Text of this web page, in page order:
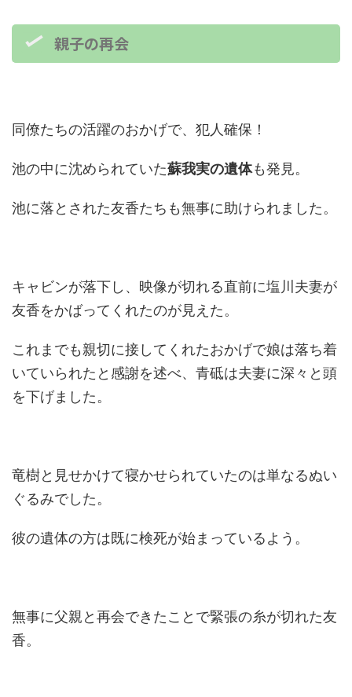
親子の再会
同僚たちの活躍のおかげで、犯人確保！
池の中に沈められていた蘇我実の遺体も発見。
池に落とされた友香たちも無事に助けられました。
キャビンが落下し、映像が切れる直前に塩川夫妻が
友香をかばってくれたのが見えた。
これまでも親切に接してくれたおかげで娘は落ち着
いていられたと感謝を述べ、青砥は夫妻に深々と頭
を下げました。
竜樹と見せかけて寝かせられていたのは単なるぬい
ぐるみでした。
彼の遺体の方は既に検死が始まっているよう。
無事に父親と再会できたことで緊張の糸が切れた友
香。